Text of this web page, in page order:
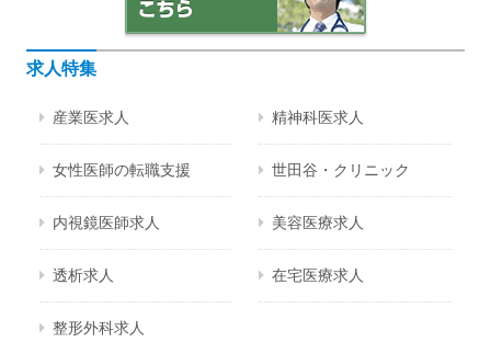
求人特集
産業医求人 精神科医求人
女性医師の転職支援 世田谷・クリニック
内視鏡医師求人 美容医療求人
透析求人 在宅医療求人
整形外科求人